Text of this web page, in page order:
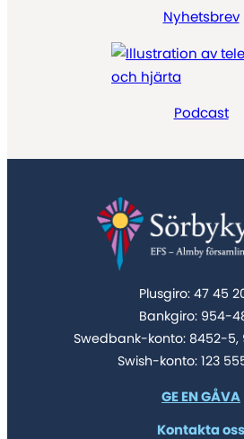
Nyhetsbrev
Podcast
Plusgiro: 47 45
Bankgiro: 954-
Swedbank-konto: 8452-5,
Swish-konto: 123
GE EN GÅVA
Kontakta oss